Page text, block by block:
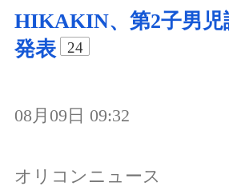
HIKAKIN、第2子男児
発表
24
08月09日 09:32
オリコンニュース